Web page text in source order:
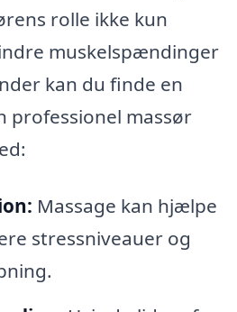
rolle ikke kun
muskelspændinger
kan du finde en
professionel massør
Massage kan hjælpe
stressniveauer og